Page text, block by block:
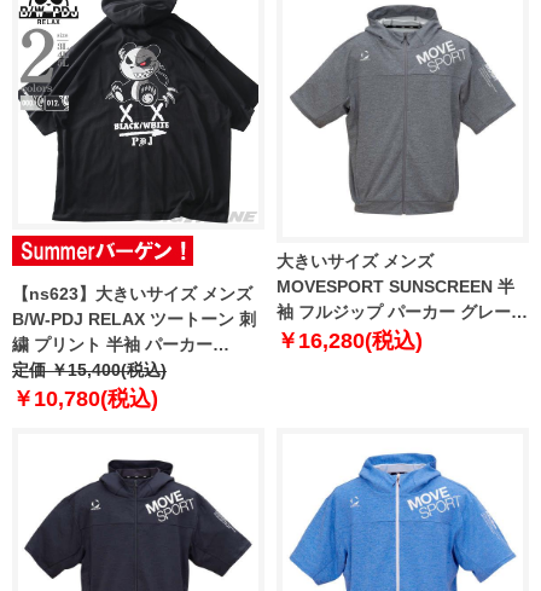
【ns623】大きいサイズ メンズ
B/W-PDJ RELAX ツートーン 刺
繍 プリント 半袖 パーカー
585857k
定価 ￥15,400(税込)
￥10,780(税込)
大きいサイズ メンズ
MOVESPORT SUNSCREEN 半
袖 フルジップ パーカー グレー杢
1278-5232-3 3L 4L 5L 6L
￥16,280(税込)